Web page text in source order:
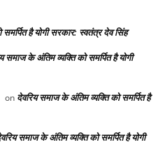
है योगी सरकार: स्वतंत्र देव सिंह
समाज के अंतिम व्यक्ति को समर्पित है योगी
on देवरिय समाज के अंतिम व्यक्ति को समर्पित है
समाज के अंतिम व्यक्ति को समर्पित है योगी